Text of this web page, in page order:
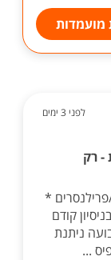
לפני 3 ימים
- רק
פרילנסרים *
קודם
ניתנת
...